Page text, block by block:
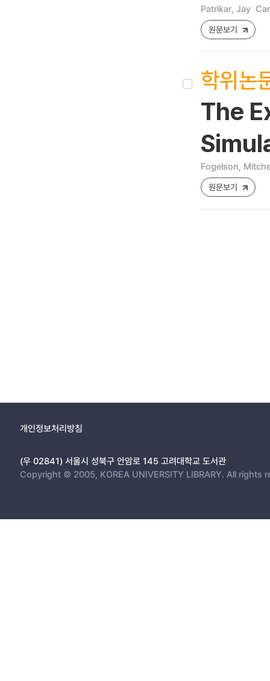
Patrikar, Jay
원문보기
학위논
The
Fogelson,
원문보기
개인정보처리방침
(우 02841) 서울시 성북구 안암로 145 고려대학교 도서관
Copyright © 2005, KOREA UNIVERSITY LIBRARY. All rights